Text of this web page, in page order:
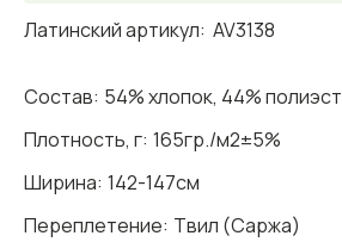
Латинский артикул: AV3138
Состав: 54% хлопок, 44%
Плотность, г: 165гр./м2±5%
Ширина: 142-147см
Переплетение: Твил (Саржа)